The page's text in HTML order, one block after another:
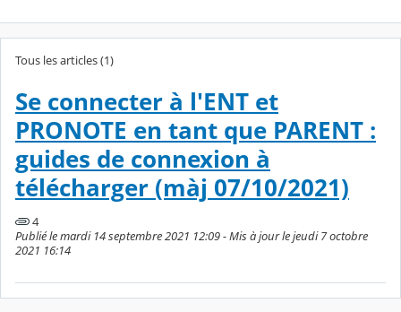
Tous les articles (1)
Se connecter à l'ENT et
PRONOTE en tant que PARENT :
guides de connexion à
télécharger (màj 07/10/2021)
4
Publié le mardi 14 septembre 2021 12:09 - Mis à jour le jeudi 7 octobre
2021 16:14